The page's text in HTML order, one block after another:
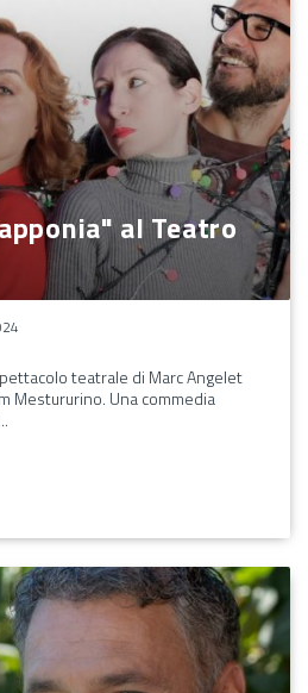
al Teatro
teatrale di Marc Angelet
Mestururino. Una commedia